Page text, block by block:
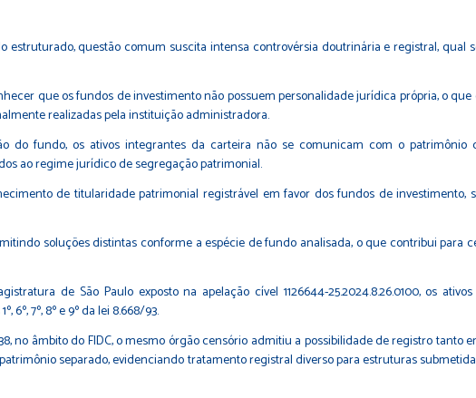
questão comum suscita intensa controvérsia doutrinária e registral, qual
que os fundos de investimento não possuem personalidade jurídica própria, o
realizadas pela instituição administradora.
do fundo, os ativos integrantes da carteira não se comunicam com o patrimônio
ao regime jurídico de segregação patrimonial.
de titularidade patrimonial registrável em favor dos fundos de investimento,
soluções distintas conforme a espécie de fundo analisada, o que contribui para
de São Paulo exposto na apelação cível 1126644-25.2024.8.26.0100, os
7º, 8º e 9º da lei 8.668/93.
no âmbito do FIDC, o mesmo órgão censório admitiu a possibilidade de registro
separado, evidenciando tratamento registral diverso para estruturas